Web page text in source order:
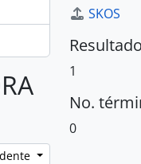
SKOS
1
No.
0